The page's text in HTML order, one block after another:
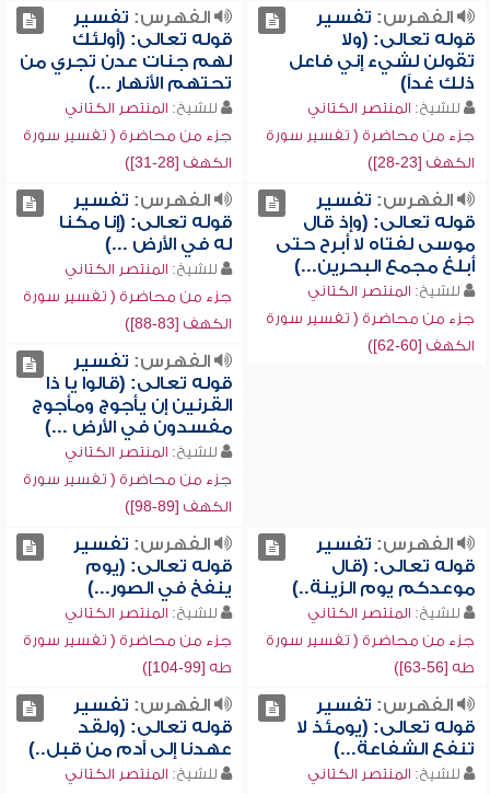
الفهرس: تفسير
قوله تعالى: (ولا
تقولن لشيء إني فاعل
ذلك غداً)
للشيخ: المنتصر الكتاني
جزء من محاضرة ( تفسير سورة
الكهف [23-28])
الفهرس: تفسير
قوله تعالى: (أولئك
لهم جنات عدن تجري من
تحتهم الأنهار ...)
للشيخ: المنتصر الكتاني
جزء من محاضرة ( تفسير سورة
الكهف [28-31])
الفهرس: تفسير
قوله تعالى: (وإذ قال
موسى لفتاه لا أبرح حتى
أبلغ مجمع البحرين...)
للشيخ: المنتصر الكتاني
جزء من محاضرة ( تفسير سورة
الكهف [60-62])
الفهرس: تفسير
قوله تعالى: (إنا مكنا
له في الأرض ...)
للشيخ: المنتصر الكتاني
جزء من محاضرة ( تفسير سورة
الكهف [83-88])
الفهرس: تفسير
قوله تعالى: (قالوا يا ذا
القرنين إن يأجوج ومأجوج
مفسدون في الأرض ...)
للشيخ: المنتصر الكتاني
جزء من محاضرة ( تفسير سورة
الكهف [89-98])
الفهرس: تفسير
قوله تعالى: (قال
موعدكم يوم الزينة..)
للشيخ: المنتصر الكتاني
جزء من محاضرة ( تفسير سورة
طه [56-63])
الفهرس: تفسير
قوله تعالى: (يوم
ينفخ في الصور...)
للشيخ: المنتصر الكتاني
جزء من محاضرة ( تفسير سورة
طه [99-104])
الفهرس: تفسير
قوله تعالى: (يومئذ لا
تنفع الشفاعة...)
للشيخ: المنتصر الكتاني
الفهرس: تفسير
قوله تعالى: (ولقد
عهدنا إلى آدم من قبل..)
للشيخ: المنتصر الكتاني